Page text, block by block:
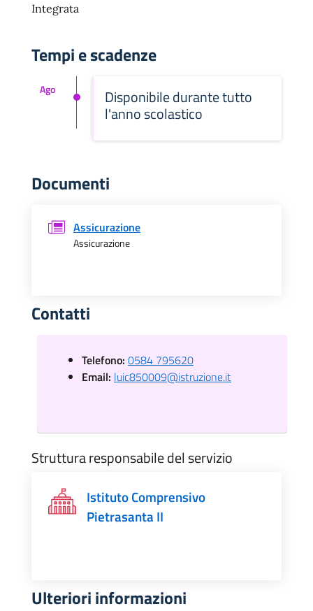
Integrata
Tempi e scadenze
Disponibile durante tutto
l'anno scolastico
Ago
Documenti
Assicurazione
Assicurazione
Contatti
Telefono: 0584 795620
Email: luic850009@istruzione.it
Struttura responsabile del servizio
Istituto Comprensivo
Pietrasanta II
Ulteriori informazioni